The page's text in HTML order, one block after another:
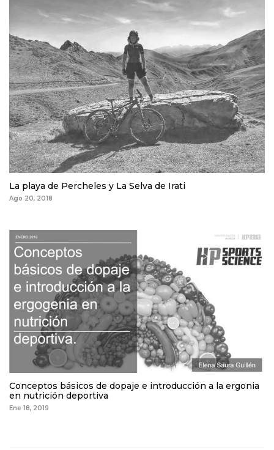
La playa de Percheles y La Selva de Irati
Ago 20, 2018
Conceptos básicos de dopaje e introducción a la ergonia
en nutrición deportiva
Ene 18, 2019